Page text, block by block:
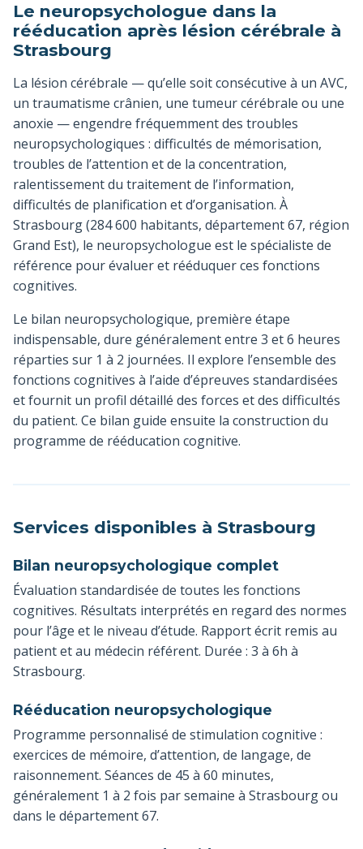
Le neuropsychologue dans la
rééducation après lésion cérébrale à
Strasbourg
La lésion cérébrale — qu’elle soit consécutive à un AVC,
un traumatisme crânien, une tumeur cérébrale ou une
anoxie — engendre fréquemment des troubles
neuropsychologiques : difficultés de mémorisation,
troubles de l’attention et de la concentration,
ralentissement du traitement de l’information,
difficultés de planification et d’organisation. À
Strasbourg (284 600 habitants, département 67, région
Grand Est), le neuropsychologue est le spécialiste de
référence pour évaluer et rééduquer ces fonctions
cognitives.
Le bilan neuropsychologique, première étape
indispensable, dure généralement entre 3 et 6 heures
réparties sur 1 à 2 journées. Il explore l’ensemble des
fonctions cognitives à l’aide d’épreuves standardisées
et fournit un profil détaillé des forces et des difficultés
du patient. Ce bilan guide ensuite la construction du
programme de rééducation cognitive.
Services disponibles à Strasbourg
Bilan neuropsychologique complet
Évaluation standardisée de toutes les fonctions
cognitives. Résultats interprétés en regard des normes
pour l’âge et le niveau d’étude. Rapport écrit remis au
patient et au médecin référent. Durée : 3 à 6h à
Strasbourg.
Rééducation neuropsychologique
Programme personnalisé de stimulation cognitive :
exercices de mémoire, d’attention, de langage, de
raisonnement. Séances de 45 à 60 minutes,
généralement 1 à 2 fois par semaine à Strasbourg ou
dans le département 67.